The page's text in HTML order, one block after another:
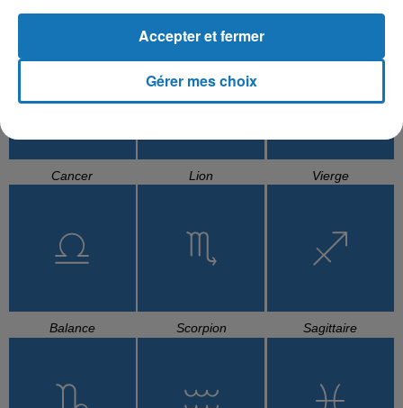
Cancer Lion Vierge
Balance Scorpion Sagittaire
Gérer mes choix
Accepter et fermer